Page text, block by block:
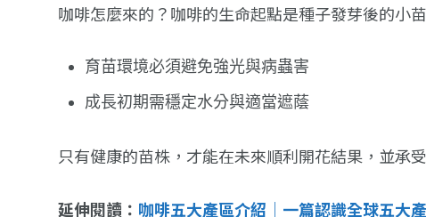
咖啡怎麼來的？咖啡的生命起點是種子發芽後的小
育苗環境必須避免強光與病蟲害
成長初期需穩定水分與適當遮蔭
只有健康的苗株，才能在未來順利開花結果，並承
延伸閱讀： 咖啡五大產區介紹｜一篇認識全球五大